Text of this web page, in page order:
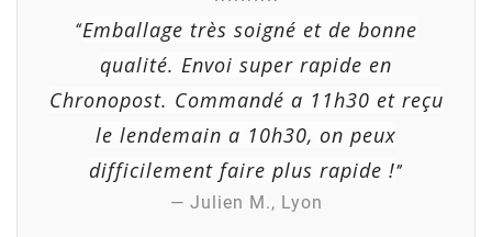
“Emballage très soigné et de bonne
qualité. Envoi super rapide en
Chronopost. Commandé a 11h30 et reçu
le lendemain a 10h30, on peux
difficilement faire plus rapide !”
— Julien M., Lyon